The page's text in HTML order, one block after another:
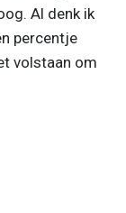
Al denk ik
percentje
volstaan om